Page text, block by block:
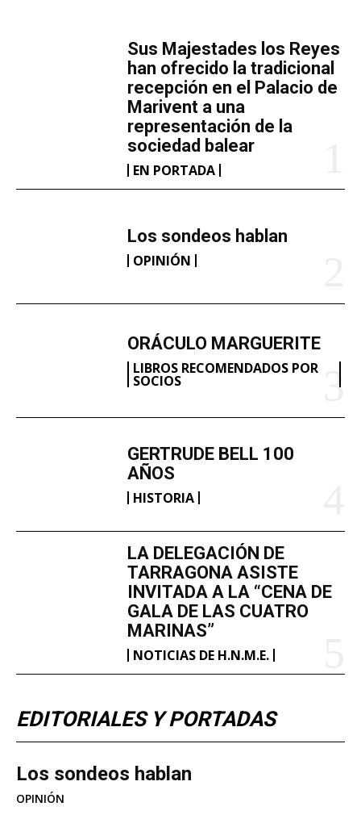
​Sus Majestades los Reyes
han ofrecido la tradicional
recepción en el Palacio de
Marivent​ a una
representación de la
sociedad balear
EN PORTADA
Los sondeos hablan
OPINIÓN
ORÁCULO MARGUERITE
LIBROS RECOMENDADOS POR
SOCIOS
GERTRUDE BELL 100
AÑOS
HISTORIA
LA DELEGACIÓN DE
TARRAGONA ASISTE
INVITADA A LA “CENA DE
GALA DE LAS CUATRO
MARINAS”
NOTICIAS DE H.N.M.E.
EDITORIALES Y PORTADAS
Los sondeos hablan
OPINIÓN